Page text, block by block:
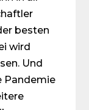
besten
wird
Und
Pandemie